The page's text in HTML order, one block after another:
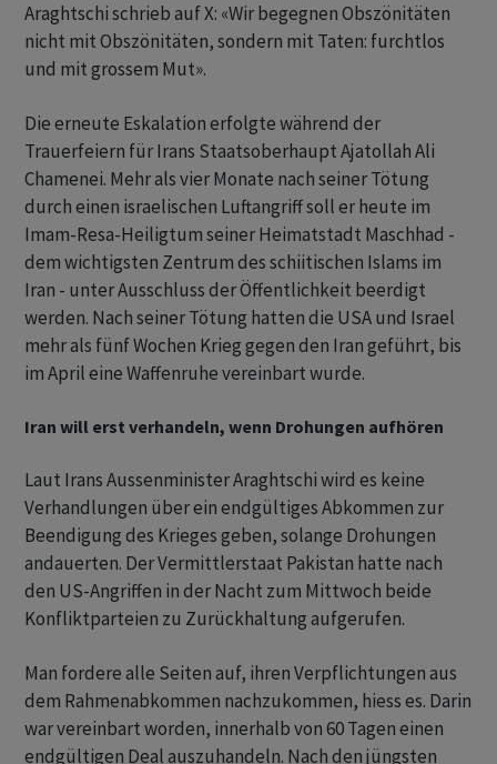
Araghtschi schrieb auf X: «Wir begegnen Obszönitäten
nicht mit Obszönitäten, sondern mit Taten: furchtlos
und mit grossem Mut».
Die erneute Eskalation erfolgte während der
Trauerfeiern für Irans Staatsoberhaupt Ajatollah Ali
Chamenei. Mehr als vier Monate nach seiner Tötung
durch einen israelischen Luftangriff soll er heute im
Imam-Resa-Heiligtum seiner Heimatstadt Maschhad -
dem wichtigsten Zentrum des schiitischen Islams im
Iran - unter Ausschluss der Öffentlichkeit beerdigt
werden. Nach seiner Tötung hatten die USA und Israel
mehr als fünf Wochen Krieg gegen den Iran geführt, bis
im April eine Waffenruhe vereinbart wurde.
Iran will erst verhandeln, wenn Drohungen aufhören
Laut Irans Aussenminister Araghtschi wird es keine
Verhandlungen über ein endgültiges Abkommen zur
Beendigung des Krieges geben, solange Drohungen
andauerten. Der Vermittlerstaat Pakistan hatte nach
den US-Angriffen in der Nacht zum Mittwoch beide
Konfliktparteien zu Zurückhaltung aufgerufen.
Man fordere alle Seiten auf, ihren Verpflichtungen aus
dem Rahmenabkommen nachzukommen, hiess es. Darin
war vereinbart worden, innerhalb von 60 Tagen einen
endgültigen Deal auszuhandeln. Nach den jüngsten